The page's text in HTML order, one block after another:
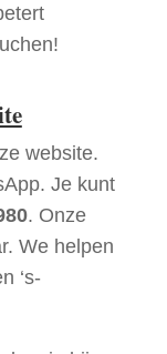
website.
Je kunt
. Onze
We helpen
‘s-